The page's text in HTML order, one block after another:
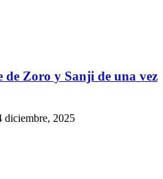
de Zoro y Sanji de una vez
diciembre, 2025